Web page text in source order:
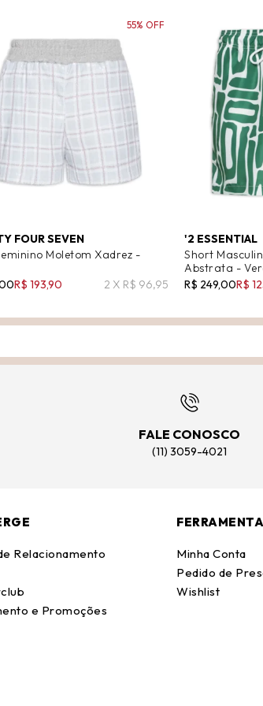
FOUR SEVEN
Moletom Xadrez -
R$ 193,90 2 X R$ 96,95
55% OFF
'2 ESSENTIAL
Short
Abstrata -
R$ 249,00R$
FALE CONOSCO
(11) 3059-4021
Relacionamento
e Promoções
Minha Conta
Pedido de
Wishlist